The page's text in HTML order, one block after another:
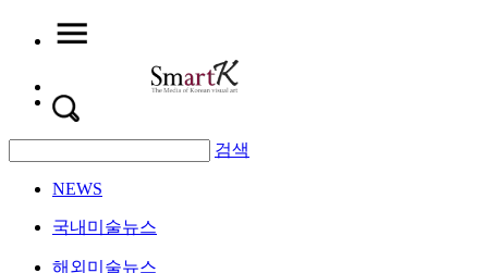
검색
NEWS
국내미술뉴스
해외미술뉴스